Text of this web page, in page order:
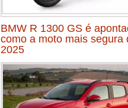
BMW R 1300 GS é
como a moto mais segura
2025